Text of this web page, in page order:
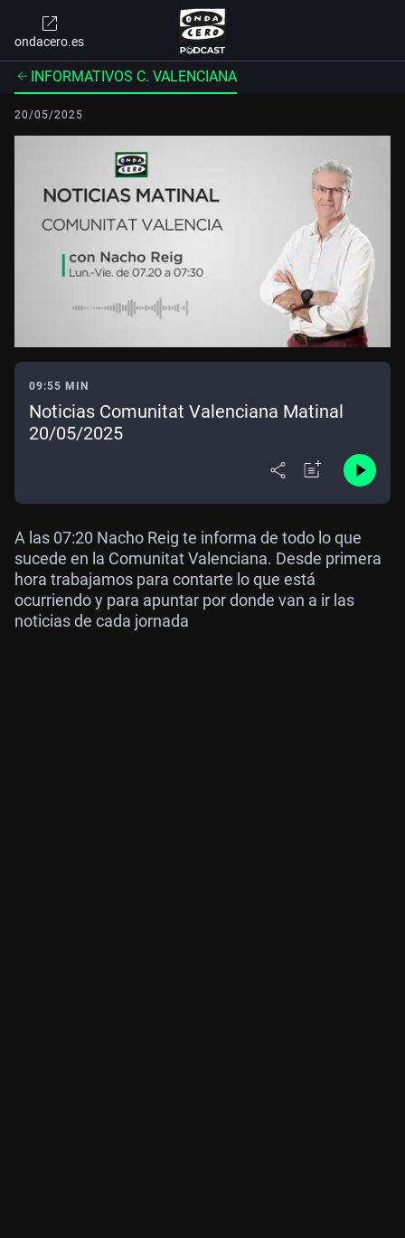
ondacero.es
INFORMATIVOS C. VALENCIANA
20/05/2025
09:55 MIN
Noticias Comunitat Valenciana Matinal
20/05/2025
A las 07:20 Nacho Reig te informa de todo lo que
sucede en la Comunitat Valenciana. Desde primera
hora trabajamos para contarte lo que está
ocurriendo y para apuntar por donde van a ir las
noticias de cada jornada